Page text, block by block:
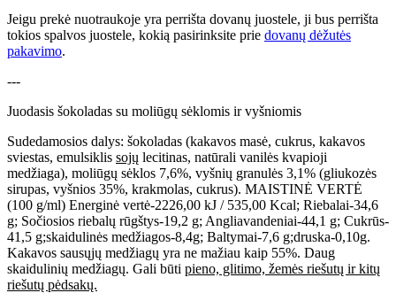
Jeigu prekė nuotraukoje yra perrišta dovanų juostele, ji bus perrišta
tokios spalvos juostele, kokią pasirinksite prie dovanų dėžutės
pakavimo.
---
Juodasis šokoladas su moliūgų sėklomis ir vyšniomis
Sudedamosios dalys: šokoladas (kakavos masė, cukrus, kakavos
sviestas, emulsiklis sojų lecitinas, natūrali vanilės kvapioji
medžiaga), moliūgų sėklos 7,6%, vyšnių granulės 3,1% (gliukozės
sirupas, vyšnios 35%, krakmolas, cukrus). MAISTINĖ VERTĖ
(100 g/ml) Energinė vertė-2226,00 kJ / 535,00 Kcal; Riebalai-34,6
g; Sočiosios riebalų rūgštys-19,2 g; Angliavandeniai-44,1 g; Cukrūs-
41,5 g;skaidulinės medžiagos-8,4g; Baltymai-7,6 g;druska-0,10g.
Kakavos sausųjų medžiagų yra ne mažiau kaip 55%. Daug
skaidulinių medžiagų. Gali būti pieno, glitimo, žemės riešutų ir kitų
riešutų pėdsakų.